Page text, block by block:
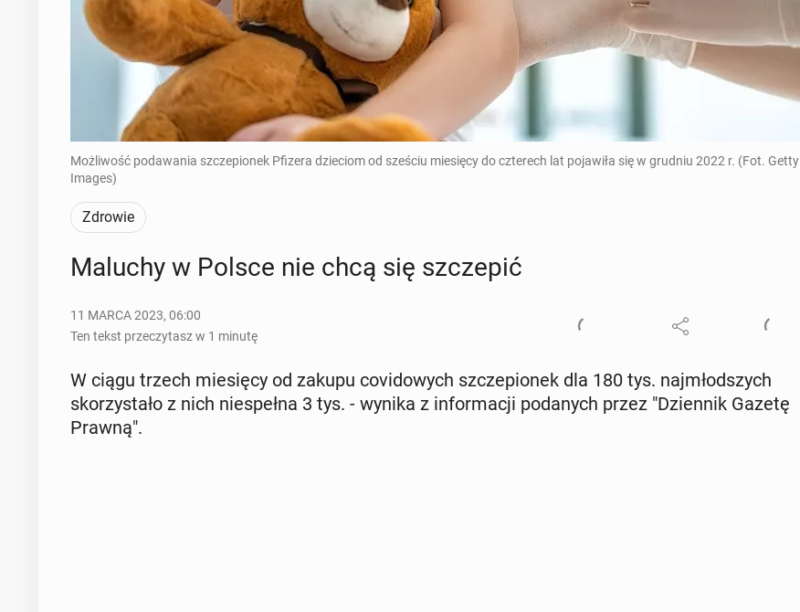
Możliwość podawania szczepionek Pfizera dzieciom od sześciu miesięcy do czterech lat pojawiła się w grudniu 2022 r. (Fot. Getty
Images)
Zdrowie
Maluchy w Polsce nie chcą się szcze­pić
11 MARCA 2023, 06:00
Ten tekst przeczytasz w 1 minutę
W ciągu trzech mie­się­cy od zakupu co­vi­do­wych szcze­pio­nek dla 180 tys. naj­młod­szych
sko­rzy­sta­ło z nich nie­speł­na 3 tys. - wynika z in­for­ma­cji po­da­nych przez "Dzien­nik Gazetę
Prawną".